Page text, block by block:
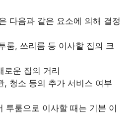
다음과 같은 요소에 의해 결정
룸, 쓰리룸 등 이사할 집의 크
로운 집의 거리
, 청소 등의 추가 서비스 여부
투룸으로 이사할 때는 기본 이